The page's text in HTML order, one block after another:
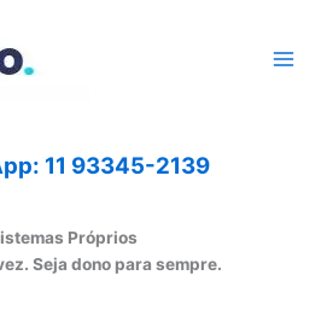
11 93345-2139
Próprios
Seja dono para sempre.